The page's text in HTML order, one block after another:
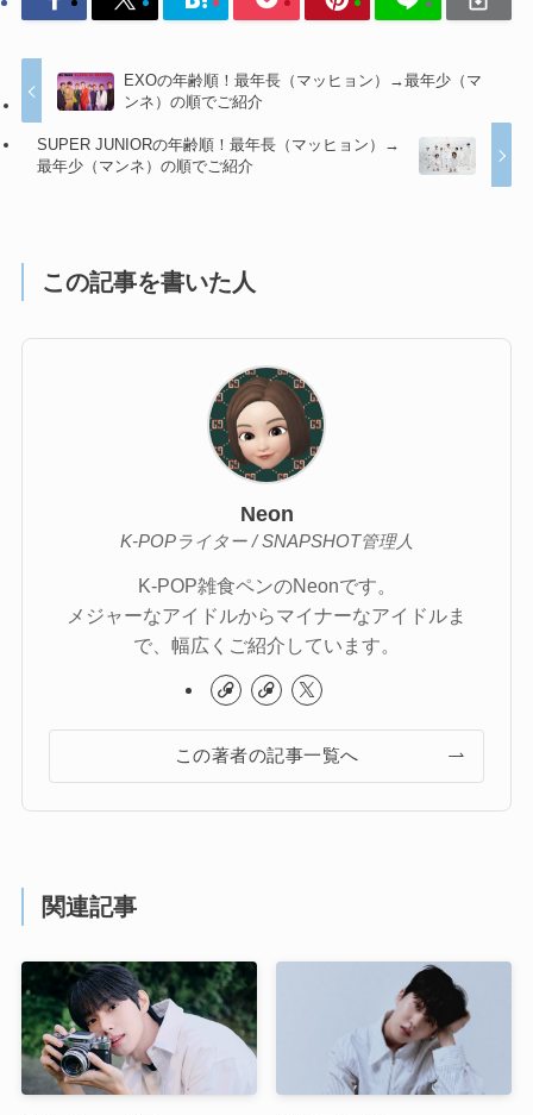
EXOの年齢順！最年長（マッヒョン）→最年少（マ
ンネ）の順でご紹介
SUPER JUNIORの年齢順！最年長（マッヒョン）→
最年少（マンネ）の順でご紹介
この記事を書いた人
Neon
K-POPライター / SNAPSHOT管理人
K-POP雑食ペンのNeonです。
メジャーなアイドルからマイナーなアイドルま
で、幅広くご紹介しています。
この著者の記事一覧へ
関連記事